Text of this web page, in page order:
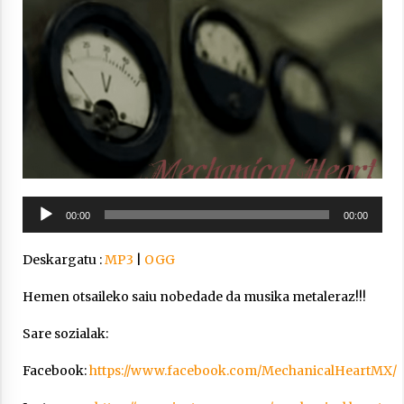
Arrosa sareko IX. topaketak!
2021/10/13
Azaroak 6 Iurretan Arrosa sarearen
IX. topaketak
2021/10/04
Segura irratian Arrosaren 20 urteez
2021/07/22
2021/07/16
Soinu
erreproduzigailua
00:00 00:00
Deskargatu :MP3 OGG
Hemen otsaileko saiu nobedade da musika metaleraz!!!
Sare sozialak:
Facebook:https://www.facebook.com/MechanicalHeartMX/